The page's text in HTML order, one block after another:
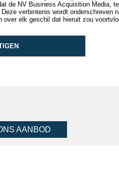
de NV Business Acquisition Media,
verbintenis wordt onderschreven
elk geschil dat hieruit zou
AANBOD